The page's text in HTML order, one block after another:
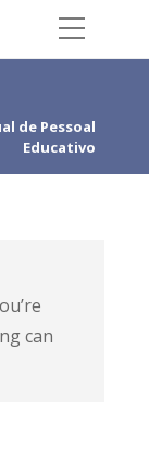
de Pessoal
Educativo
can